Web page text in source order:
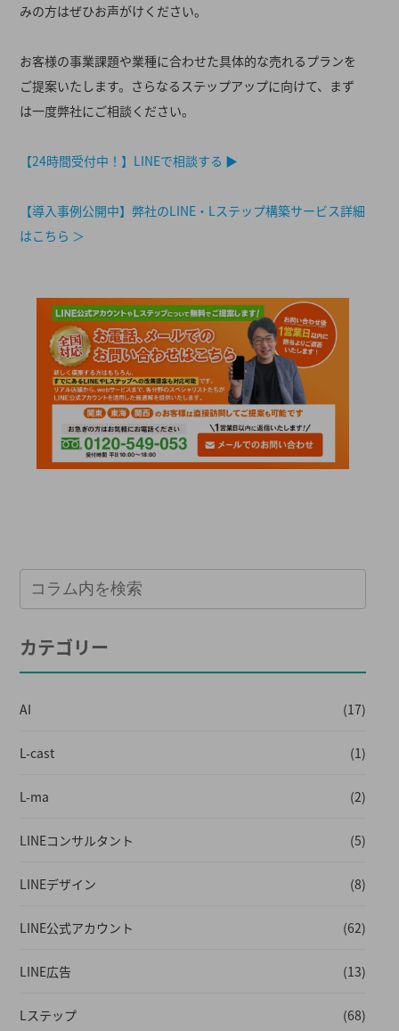
みの方はぜひお声がけください。
お客様の事業課題や業種に合わせた具体的な売れるプランを
ご提案いたします。さらなるステップアップに向けて、まず
は一度弊社にご相談ください。
【24時間受付中！】LINEで相談する ▶︎
【導入事例公開中】弊社のLINE・Lステップ構築サービス詳細
はこちら ＞
カテゴリー
AI (17)
L-cast (1)
L-ma (2)
LINEコンサルタント (5)
LINEデザイン (8)
LINE公式アカウント (62)
LINE広告 (13)
Lステップ (68)